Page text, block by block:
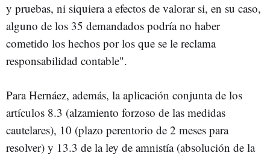
y pruebas, ni siquiera a efectos de valorar si, en su caso,
alguno de los 35 demandados podría no haber
cometido los hechos por los que se le reclama
responsabilidad contable".
Para Hernáez, además, la aplicación conjunta de los
artículos 8.3 (alzamiento forzoso de las medidas
cautelares), 10 (plazo perentorio de 2 meses para
resolver) y 13.3 de la ley de amnistía (absolución de la